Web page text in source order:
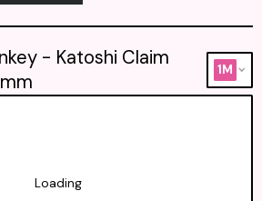
- Katoshi Claim
1M
Loading